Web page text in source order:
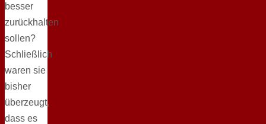
besser
zurückhalten
sollen?
Schließlich
waren sie
bisher
überzeugt,
dass es